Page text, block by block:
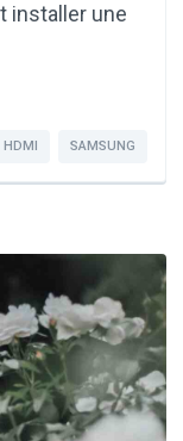
installer une
HDMI SAMSUNG